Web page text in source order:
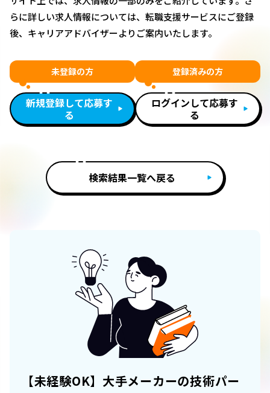
らに詳しい求人情報については、転職支援サービスにご登録
後、キャリアアドバイザーよりご案内いたします。
未登録の方
新規登録して応募す
る
登録済みの方
ログインして応募す
る
検索結果一覧へ戻る
【未経験OK】大手メーカーの技術パー